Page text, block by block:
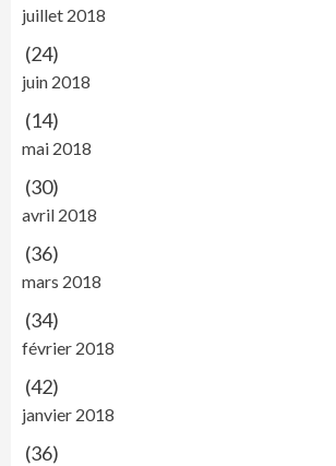
juillet 2018
(24)
juin 2018
(14)
mai 2018
(30)
avril 2018
(36)
mars 2018
(34)
février 2018
(42)
janvier 2018
(36)